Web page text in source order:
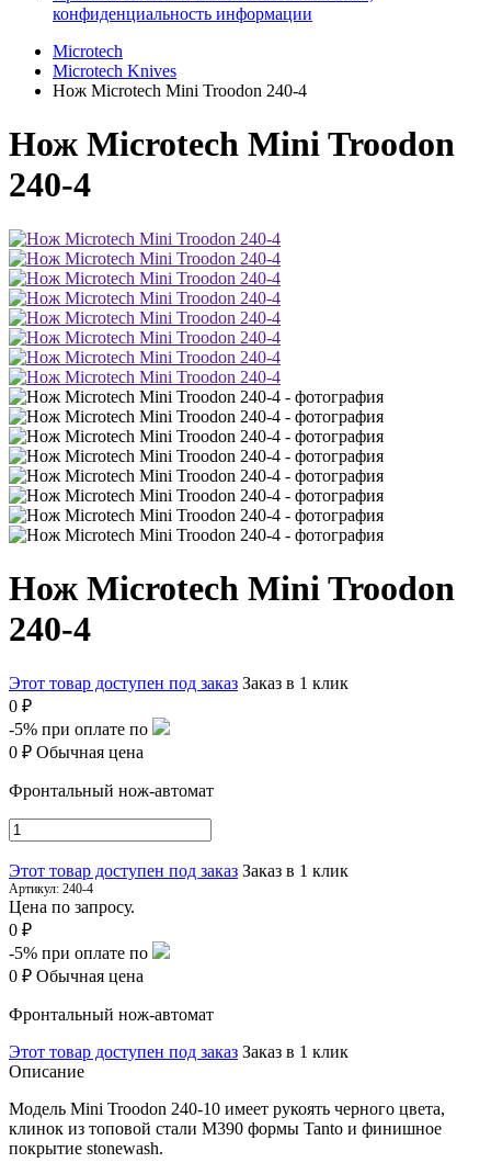
конфиденциальность информации
Microtech
Microtech Knives
Нож Microtech Mini Troodon 240-4
Нож Microtech Mini Troodon
240-4
Нож Microtech Mini Troodon
240-4
Этот товар доступен под заказ Заказ в 1 клик
0 ₽
-5% при оплате по
0 ₽ Обычная цена
Фронтальный нож-автомат
Этот товар доступен под заказ Заказ в 1 клик
Артикул: 240-4
Цена по запросу.
0 ₽
-5% при оплате по
0 ₽ Обычная цена
Фронтальный нож-автомат
Этот товар доступен под заказ Заказ в 1 клик
Описание
Модель Mini Troodon 240-10 имеет рукоять черного цвета,
клинок из топовой стали M390 формы Tanto и финишное
покрытие stonewash.